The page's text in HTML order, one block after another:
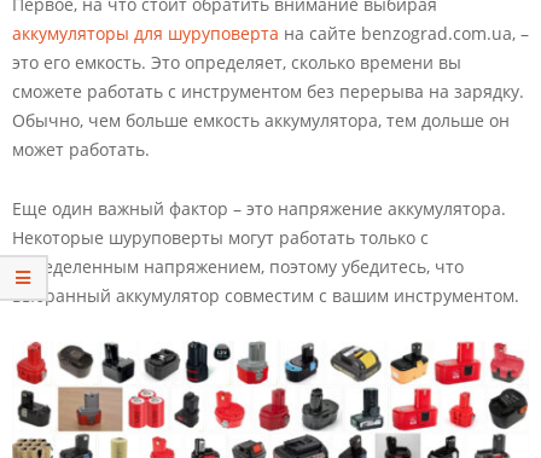
аккумуляторы для шуруповерта на сайте benzograd.com.ua, –
это его емкость. Это определяет, сколько времени вы
сможете работать с инструментом без перерыва на зарядку.
Обычно, чем больше емкость аккумулятора, тем дольше он
может работать.
Еще один важный фактор – это напряжение аккумулятора.
Некоторые шуруповерты могут работать только с
определенным напряжением, поэтому убедитесь, что
выбранный аккумулятор совместим с вашим инструментом.